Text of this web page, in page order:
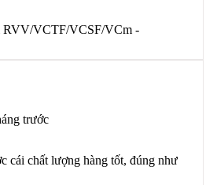
RVV/VCTF/VCSF/VCm -
trước
cái chất lượng hàng tốt, đúng như